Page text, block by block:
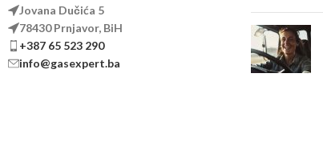
Jovana Dučića 5
78430 Prnjavor, BiH
+387 65 523 290
info@gasexpert.ba